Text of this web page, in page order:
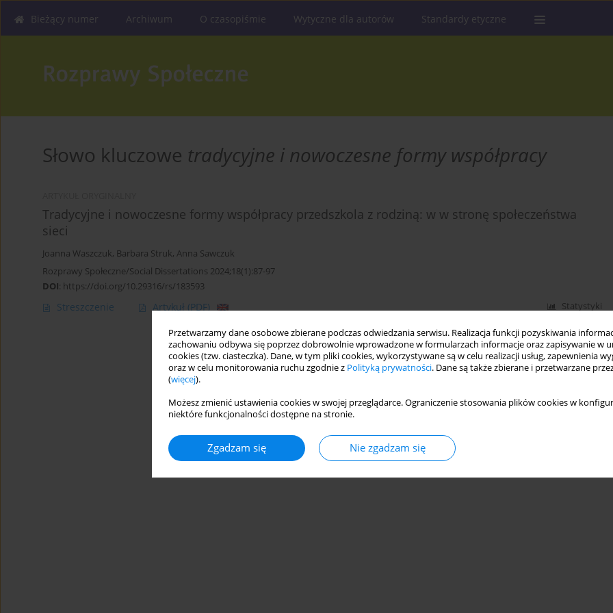
Przetwarzamy dane osobowe zbierane podczas odwiedzania serwisu. Realizacja funkcji pozyskiwania
zachowaniu odbywa się poprzez dobrowolnie wprowadzone w formularzach informacje oraz zapisywanie w
cookies (tzw. ciasteczka). Dane, w tym pliki cookies, wykorzystywane są w celu realizacji usług, zapewnienia
oraz w celu monitorowania ruchu zgodnie z Polityką prywatności. Dane są także zbierane i przetwarzane
(więcej).
Możesz zmienić ustawienia cookies w swojej przeglądarce. Ograniczenie stosowania plików cookies w
niektóre funkcjonalności dostępne na stronie.
Zgadzam się Nie zgadzam się
Bieżący numer Archiwum O czasopiśmie Wytyczne dla autorów Standardy etyczne
Słowo kluczowe tradycyjne i nowoczesne formy współpracy
Tradycyjne i nowoczesne formy współpracy przedszkola z rodziną: w w stronę społeczeństwa
sieci
Joanna Waszczuk, Barbara Struk, Anna Sawczuk
Rozprawy Społeczne/Social Dissertations 2024;18(1):87-97
DOI: https://doi.org/10.29316/rs/183593
Streszczenie Artykuł (PDF) Statystyki